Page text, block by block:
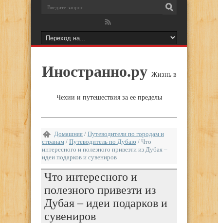
Иностранно.ру Жизнь в
Чехии и путешествия за ее пределы
Домашняя / Путеводители по городам и
странам / Путеводитель по Дубаю / Что
интересного и полезного привезти из Дубая –
идеи подарков и сувениров
Что интересного и
полезного привезти из
Дубая – идеи подарков и
сувениров